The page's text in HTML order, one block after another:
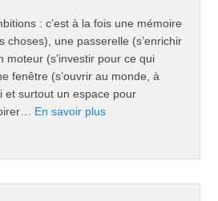
: c’est à la fois une mémoire
choses), une passerelle (s’enrichir
moteur (s’investir pour ce qui
fenêtre (s’ouvrir au monde, à
et surtout un espace pour
En savoir plus